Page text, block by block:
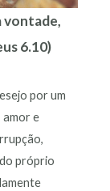
vontade,
6.10)
por um
amor e
próprio